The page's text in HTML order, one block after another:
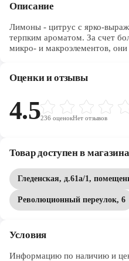
Описание
Лимоны - цитрус с ярко-
терпким ароматом. За счет
микро- и макроэлементов,
цедру - в маринады, соусы,
Оценки и отзывы
4.5236 оценокНет отзывов
Товар доступен в
Гледенская, д.61а/1,
Революционный переулок, 6
Условия
Информацию по наличию и